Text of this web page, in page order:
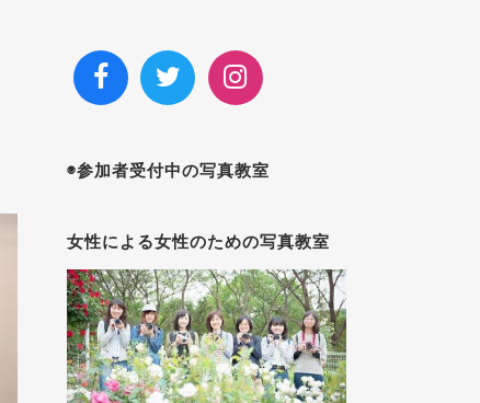
◉参加者受付中の写真教室
女性による女性のための写真教室